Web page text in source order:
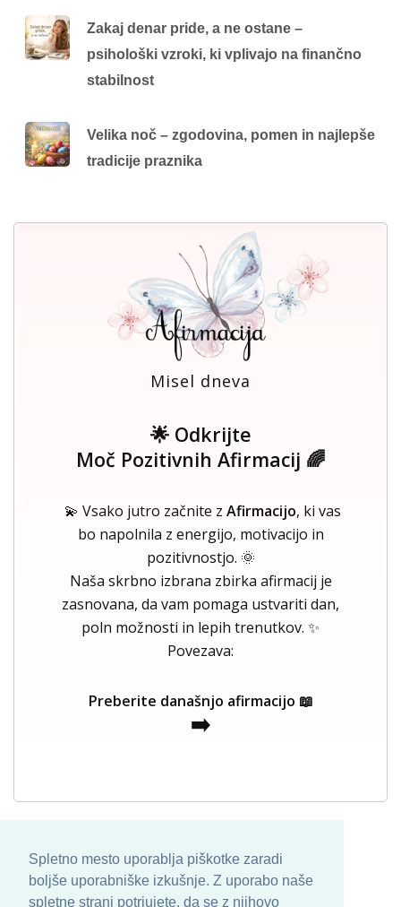
Spletno mesto uporablja piškotke zaradi
boljše uporabniške izkušnje. Z uporabo naše
spletne strani potrjujete, da se z njihovo
Zakaj denar pride, a ne ostane –
psihološki vzroki, ki vplivajo na finančno
stabilnost
Velika noč – zgodovina, pomen in najlepše
tradicije praznika
Misel dneva
🌟 Odkrijte
Moč Pozitivnih Afirmacij 🌈
💫 Vsako jutro začnite z Afirmacijo, ki vas
bo napolnila z energijo, motivacijo in
pozitivnostjo. 🌞
Naša skrbno izbrana zbirka afirmacij je
zasnovana, da vam pomaga ustvariti dan,
poln možnosti in lepih trenutkov. ✨
Povezava:
Preberite današnjo afirmacijo 📖
➡️